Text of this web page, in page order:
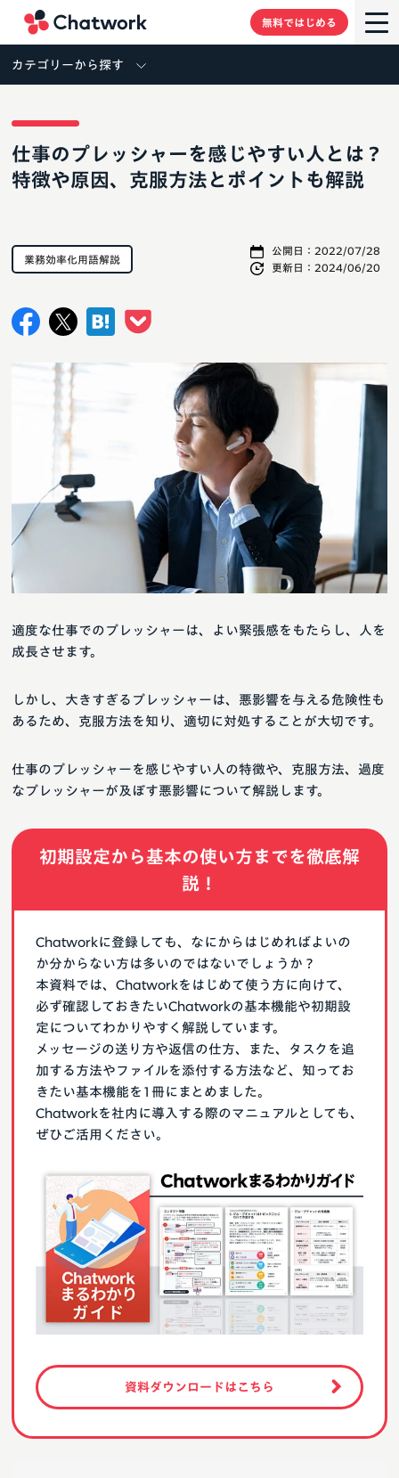
無料ではじめる
カテゴリーから探す
仕事のプレッシャーを感じやすい人とは？
特徴や原因、克服方法とポイントも解説
公開日： 2022/07/28
更新日： 2024/06/20
業務効率化用語解説
仕事のプレッシャーを感じやすい人の特徴や、克服方法、過度
なプレッシャーが及ぼす悪影響について解説します。
しかし、大きすぎるプレッシャーは、悪影響を与える危険性も
あるため、克服方法を知り、適切に対処することが大切です。
適度な仕事でのプレッシャーは、よい緊張感をもたらし、人を
成長させます。
初期設定から基本の使い方までを徹底解
説！
Chatworkに登録しても、なにからはじめればよいの
か分からない方は多いのではないでしょうか？
本資料では、Chatworkをはじめて使う方に向けて、
必ず確認しておきたいChatworkの基本機能や初期設
定についてわかりやすく解説しています。
メッセージの送り方や返信の仕方、また、タスクを追
加する方法やファイルを添付する方法など、知ってお
きたい基本機能を1冊にまとめました。
Chatworkを社内に導入する際のマニュアルとしても、
ぜひご活用ください。
資料ダウンロードはこちら